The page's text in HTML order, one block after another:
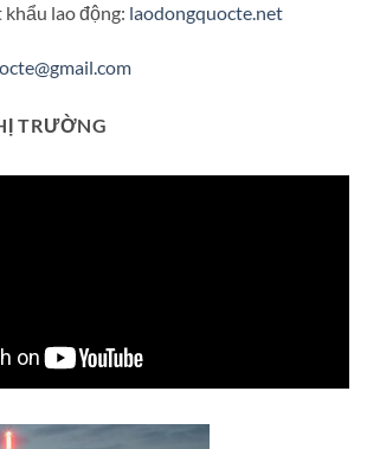
lao động: laodongquocte.net
TRƯỜNG